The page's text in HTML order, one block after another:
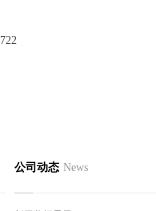
真空接触器
公司动态 News